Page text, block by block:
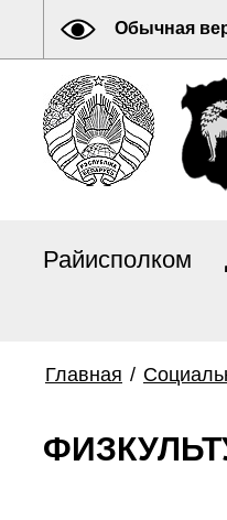
Обычная
Райисполком
Главная /